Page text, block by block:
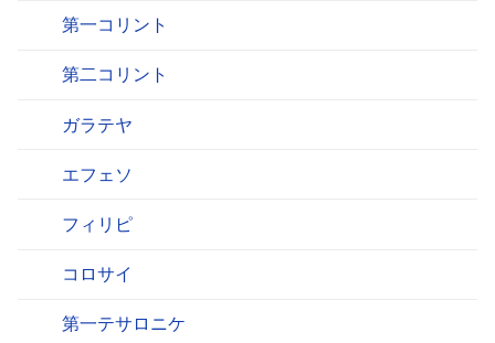
第一コリント
第二コリント
ガラテヤ
エフェソ
フィリピ
コロサイ
第一テサロニケ